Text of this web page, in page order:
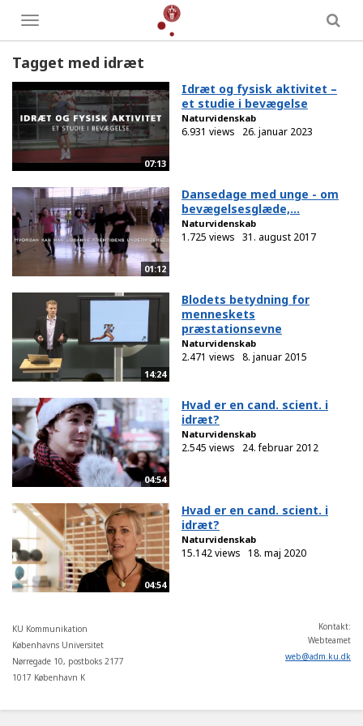
Toggle
menu
Tagget med idræt
07:13
Idræt og fysisk aktivitet –
et studie i bevægelse
Naturvidenskab
6.931 views 26. januar 2023
01:12
Dansedage med unge - om
bevægelsesglæde,...
Naturvidenskab
1.725 views 31. august 2017
14:24
Blodets betydning for
menneskets
præstationsevne
Naturvidenskab
2.471 views 8. januar 2015
04:54
Hvad er en cand. scient. i
idræt?
Naturvidenskab
2.545 views 24. februar 2012
04:54
Hvad er en cand. scient. i
idræt?
Naturvidenskab
15.142 views 18. maj 2020
KU Kommunikation
Københavns Universitet
Nørregade 10, postboks 2177
1017 København K
Kontakt:
Webteamet
web@adm ku dk